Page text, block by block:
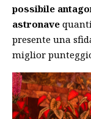
possibile
astronave
presente una
miglior